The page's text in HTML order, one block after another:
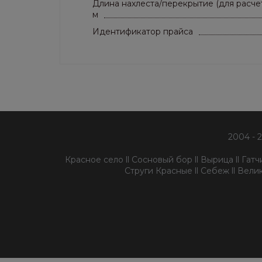
Длина нахлеста/перекрытие (для
м
Идентификатор прайса
2004 -
Красное село ll Сосновый бор ll Вырица ll
Струги Красные ll Себеж ll